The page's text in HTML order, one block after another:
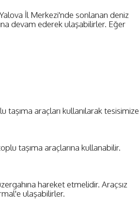
İl Merkezi'nde sonlanan deniz
devam ederek ulaşabilirler. Eğer
araçları kullanılarak tesisimize
taşıma araçlarına kullanabilir.
hareket etmelidir. Araçsız
ulaşabilirler.